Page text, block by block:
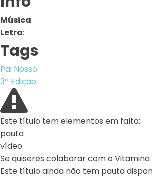
Música:
Letra:
Tags
Pai Nosso
3ª Edição
Este título tem elementos em falta:
pauta
vídeo.
Se quiseres colaborar com o
Este título ainda não tem pauta